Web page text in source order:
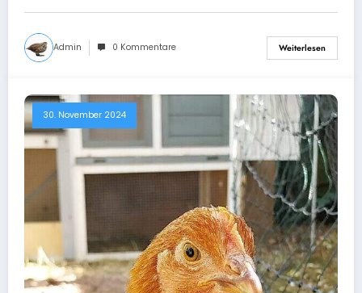
Admin 0 Kommentare Weiterlesen
30. November 2024